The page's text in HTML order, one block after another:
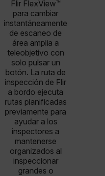
Flir FlexView™
para cambiar
instantáneamente
de escaneo de
área amplia a
teleobjetivo con
solo pulsar un
botón. La ruta de
inspección de Flir
a bordo ejecuta
rutas planificadas
previamente para
ayudar a los
inspectores a
mantenerse
organizados al
inspeccionar
grandes o